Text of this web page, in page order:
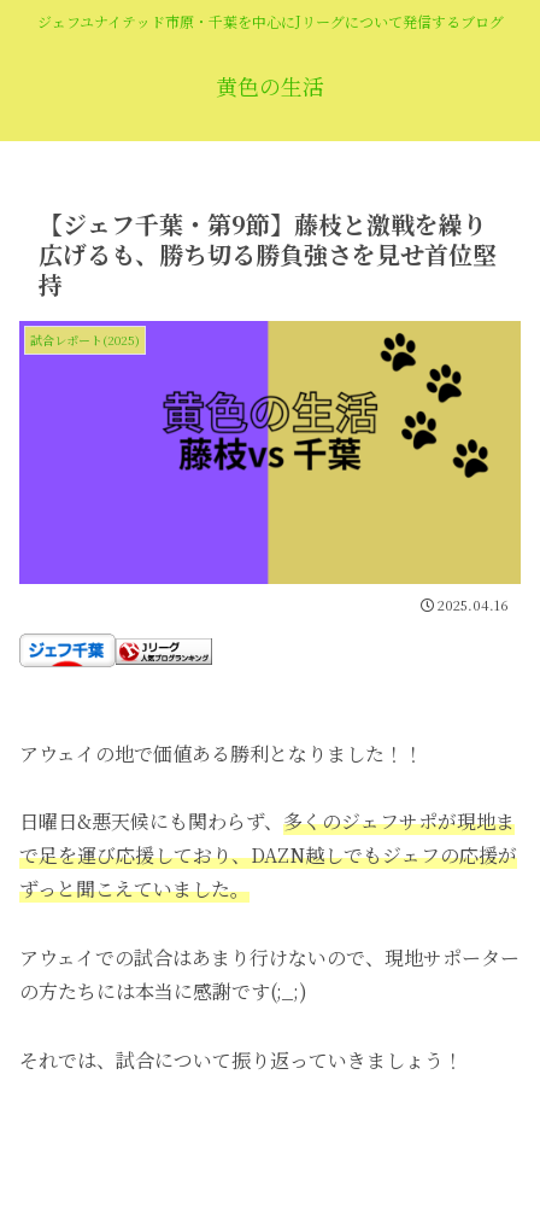
ジェフユナイテッド市原・千葉を中心にJリーグについて発信するブログ
黄色の生活
【ジェフ千葉・第9節】藤枝と激戦を繰り
広げるも、勝ち切る勝負強さを見せ首位堅
持
試合レポート(2025)
2025.04.16
アウェイの地で価値ある勝利となりました！！
日曜日&悪天候にも関わらず、 多くのジェフサポが現地ま
で足を運び応援しており、DAZN越しでもジェフの応援が
ずっと聞こえていました。
アウェイでの試合はあまり行けないので、現地サポーター
の方たちには本当に感謝です(;_;)
それでは、試合について振り返っていきましょう！